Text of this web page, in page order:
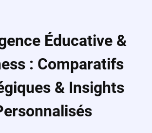
Éducative &
: Comparatifs
& Insights